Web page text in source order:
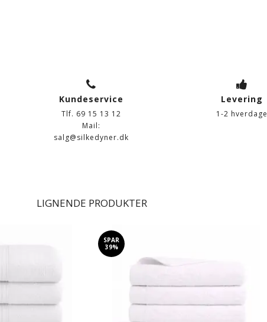
Kundeservice
Tlf. 69 15 13 12
Mail:
salg@silkedyner.dk
Levering
1-2 hverdage
LIGNENDE PRODUKTER
SPAR
39%